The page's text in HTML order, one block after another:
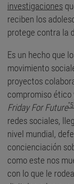
investigaciones
reciben los
protege contra la
Es un hecho que
movimiento
proyectos
compromiso
Friday For Future
redes sociales,
nivel mundial,
concienciación
como este nos
con lo que le